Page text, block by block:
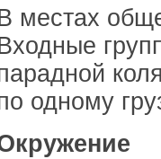
местах
одному